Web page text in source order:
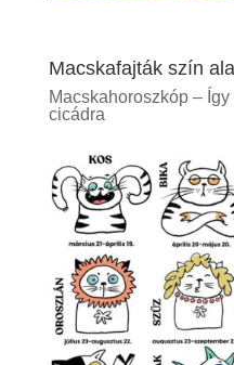
Macskafajták szín
Macskahoroszkóp –
cicádra